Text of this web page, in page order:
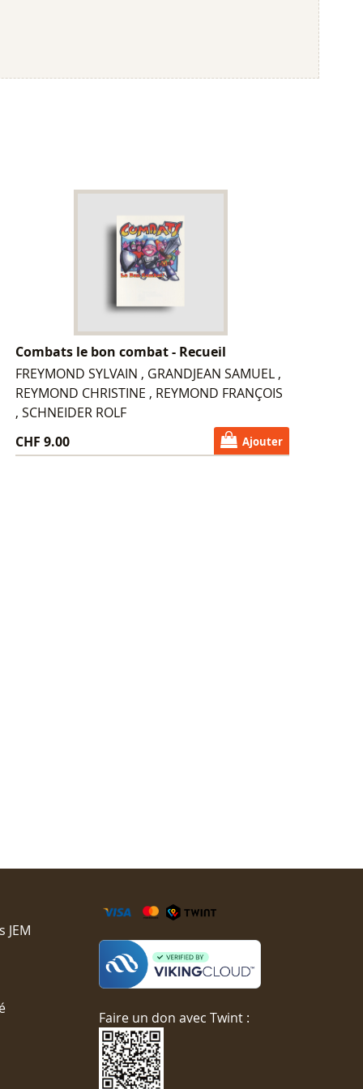
Combats le bon combat - Recueil
FREYMOND SYLVAIN , GRANDJEAN SAMUEL ,
REYMOND CHRISTINE , REYMOND FRANÇOIS
, SCHNEIDER ROLF
CHF 9.00
Ajouter
Faire un don avec Twint :